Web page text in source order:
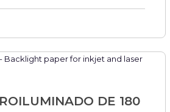
DE 180